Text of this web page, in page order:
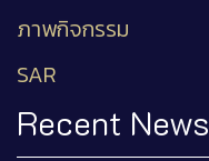
ภาพกิจกรรม
SAR
Recent News